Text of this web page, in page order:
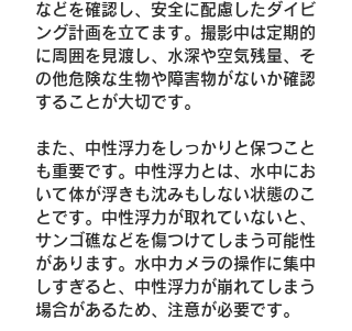
などを確認し、安全に配慮したダイビ
ング計画を立てます。撮影中は定期的
に周囲を見渡し、水深や空気残量、そ
の他危険な生物や障害物がないか確認
することが大切です。
また、中性浮力をしっかりと保つこと
も重要です。中性浮力とは、水中にお
いて体が浮きも沈みもしない状態のこ
とです。中性浮力が取れていないと、
サンゴ礁などを傷つけてしまう可能性
があります。水中カメラの操作に集中
しすぎると、中性浮力が崩れてしまう
場合があるため、注意が必要です。